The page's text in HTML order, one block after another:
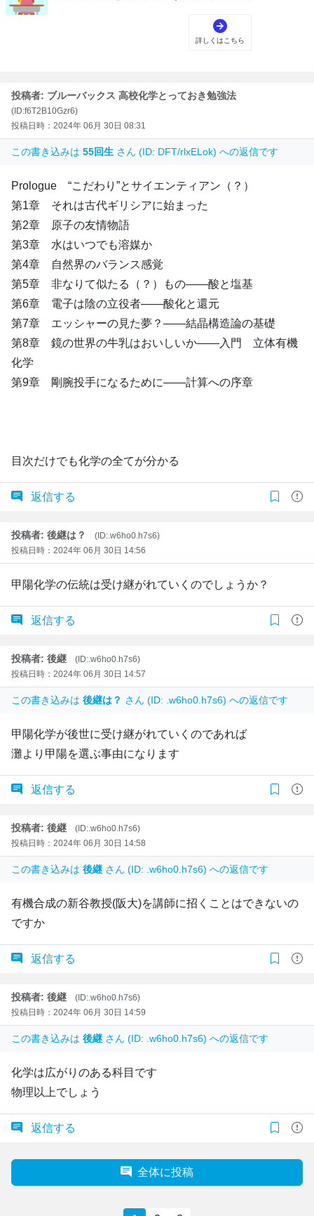
投稿者: ブルーバックス 高校化学とっておき勉強法
(ID:f6T2B10Gzr6)
投稿日時：2024年 06月 30日 08:31
この書き込みは 55回生 さん (ID: DFT/rlxELok) への返信です
Prologue “こだわり”とサイエンティアン（？）
第1章 それは古代ギリシアに始まった
第2章 原子の友情物語
第3章 水はいつでも溶媒か
第4章 自然界のバランス感覚
第5章 非なりて似たる（？）もの――酸と塩基
第6章 電子は陰の立役者――酸化と還元
第7章 エッシャーの見た夢？――結晶構造論の基礎
第8章 鏡の世界の牛乳はおいしいか――入門 立体有機
化学
第9章 剛腕投手になるために――計算への序章
目次だけでも化学の全てが分かる
返信する
投稿者: 後継は？
(ID:.w6ho0.h7s6)
投稿日時：2024年 06月 30日 14:56
甲陽化学の伝統は受け継がれていくのでしょうか？
返信する
投稿者: 後継
(ID:.w6ho0.h7s6)
投稿日時：2024年 06月 30日 14:57
この書き込みは 後継は？ さん (ID: .w6ho0.h7s6) への返信です
甲陽化学が後世に受け継がれていくのであれば
灘より甲陽を選ぶ事由になります
返信する
投稿者: 後継
(ID:.w6ho0.h7s6)
投稿日時：2024年 06月 30日 14:58
この書き込みは 後継 さん (ID: .w6ho0.h7s6) への返信です
有機合成の新谷教授(阪大)を講師に招くことはできないの
ですか
返信する
投稿者: 後継
(ID:.w6ho0.h7s6)
投稿日時：2024年 06月 30日 14:59
この書き込みは 後継 さん (ID: .w6ho0.h7s6) への返信です
化学は広がりのある科目です
物理以上でしょう
返信する
全体に投稿